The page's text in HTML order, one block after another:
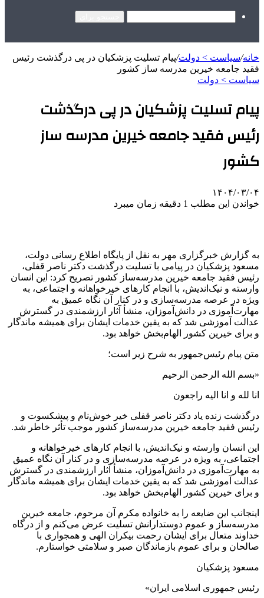
خانه/سیاست > دولت/پیام تسلیت پزشکیان در پی درگذشت رئیس
فقید جامعه خیرین مدرسه ساز کشور
سیاست > دولت
پیام تسلیت پزشکیان در پی درگذشت
رئیس فقید جامعه خیرین مدرسه ساز
کشور
۱۴۰۴/۰۳/۰۴
خواندن این مطلب 1 دقیقه زمان میبرد
به گزارش خبرگزاری مهر به نقل از پایگاه اطلاع رسانی دولت،
مسعود پزشکیان در پیامی با تسلیت درگذشت دکتر ناصر قفلی،
رئیس فقید جامعه خیرین مدرسه‌ساز کشور تصریح کرد: این انسان
وارسته و نیک‌اندیش، با انجام کارهای خیرخواهانه و اجتماعی، به
ویژه در عرصه مدرسه‌سازی و در کنار آن نگاه عمیق به
مهارت‌آموزی در دانش‌آموزان، منشأ آثار ارزشمندی در گسترش
عدالت آموزشی شد که به یقین خدمات ایشان برای همیشه ماندگار
و برای خیرین کشور الهام‌بخش خواهد بود.
متن پیام رئیس‌جمهور به شرح زیر است؛
«بسم الله الرحمن الرحیم
انا لله و انا الیه راجعون
درگذشت زنده یاد دکتر ناصر قفلی خیر خوش‌نام و پیشکسوت و
رئیس فقید جامعه خیرین مدرسه‌ساز کشور موجب تأثر خاطر شد.
این انسان وارسته و نیک‌اندیش، با انجام کارهای خیرخواهانه و
اجتماعی، به ویژه در عرصه مدرسه‌سازی و در کنار آن نگاه عمیق
به مهارت‌آموزی در دانش‌آموزان، منشأ آثار ارزشمندی در گسترش
عدالت آموزشی شد که به یقین خدمات ایشان برای همیشه ماندگار
و برای خیرین کشور الهام‌بخش خواهد بود.
اینجانب این ضایعه را به خانواده مکرم آن مرحوم، جامعه خیرین
مدرسه‌ساز و عموم دوستدارانش تسلیت عرض می‌کنم و از درگاه
خداوند متعال برای ایشان رحمت بیکران الهی و همجواری با
صالحان و برای عموم بازماندگان صبر و سلامتی خواستارم.
مسعود پزشکیان
رئیس جمهوری اسلامی ایران»